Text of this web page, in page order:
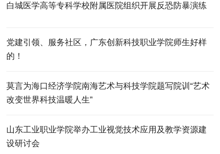
白城医学高等专科学校附属医院组织开展反恐防暴演练
党建引领、服务社区，广东创新科技职业学院师生好样
的！
莫言为海口经济学院南海艺术与科技学院题写院训“艺术
改变世界科技温暖人生”
山东工业职业学院举办工业视觉技术应用及教学资源建
设研讨会